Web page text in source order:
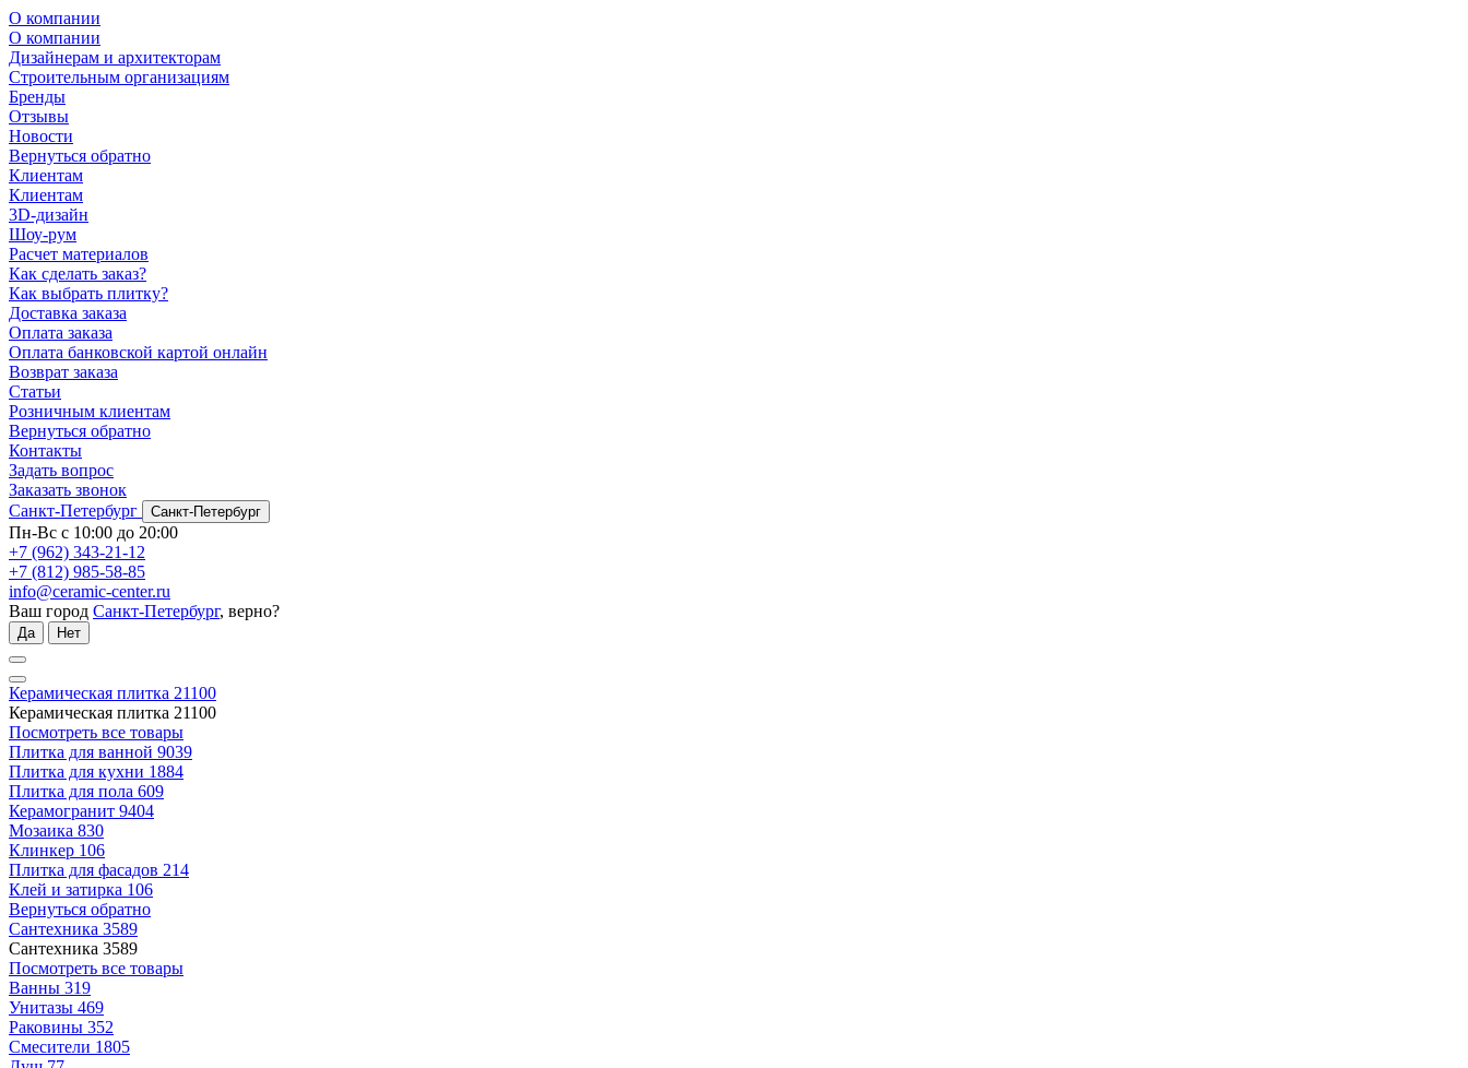
О компании
О компании
Дизайнерам и архитекторам
Строительным организациям
Бренды
Отзывы
Новости
Вернуться обратно
Клиентам
Клиентам
3D-дизайн
Шоу-рум
Расчет материалов
Как сделать заказ?
Как выбрать плитку?
Доставка заказа
Оплата заказа
Оплата банковской картой онлайн
Возврат заказа
Статьи
Розничным клиентам
Вернуться обратно
Контакты
Задать вопрос
Заказать звонок
Санкт-Петербург
Санкт-Петербург
Пн-Вс с 10:00 до 20:00
+7 (962) 343-21-12
+7 (812) 985-58-85
info@ceramic-center.ru
Ваш город Санкт-Петербург, верно?
Да Нет
Керамическая плитка 21100
Керамическая плитка 21100
Посмотреть все товары
Плитка для ванной 9039
Плитка для кухни 1884
Плитка для пола 609
Керамогранит 9404
Мозаика 830
Клинкер 106
Плитка для фасадов 214
Клей и затирка 106
Вернуться обратно
Сантехника 3589
Сантехника 3589
Посмотреть все товары
Ванны 319
Унитазы 469
Раковины 352
Смесители 1805